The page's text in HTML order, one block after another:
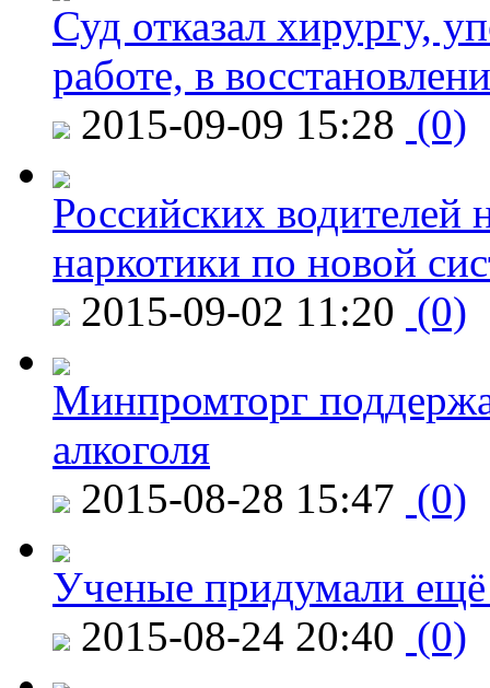
Суд отказал хирургу,
работе, в
2015-09-09 15:28 (0)
Российских водителей
наркотики по новой
2015-09-02 11:20 (0)
Минпромторг
алкоголя
2015-08-28 15:47 (0)
Ученые придумали ещё
2015-08-24 20:40 (0)